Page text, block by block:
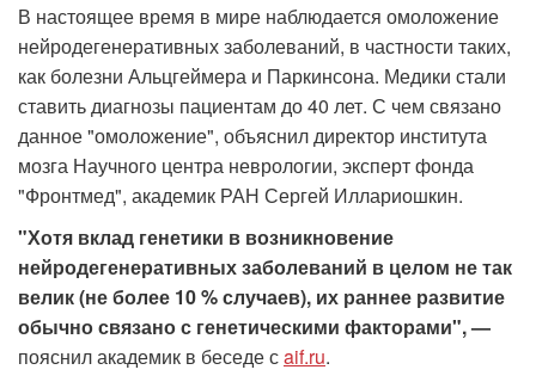
В настоящее время в мире наблюдается омоложение
нейродегенеративных заболеваний, в частности таких,
как болезни Альцгеймера и Паркинсона. Медики стали
ставить диагнозы пациентам до 40 лет. С чем связано
данное "омоложение", объяснил директор института
мозга Научного центра неврологии, эксперт фонда
"Фронтмед", академик РАН Сергей Иллариошкин.
"Хотя вклад генетики в возникновение
нейродегенеративных заболеваний в целом не так
велик (не более 10 % случаев), их раннее развитие
обычно связано с генетическими факторами", —
пояснил академик в беседе сaif.ru.